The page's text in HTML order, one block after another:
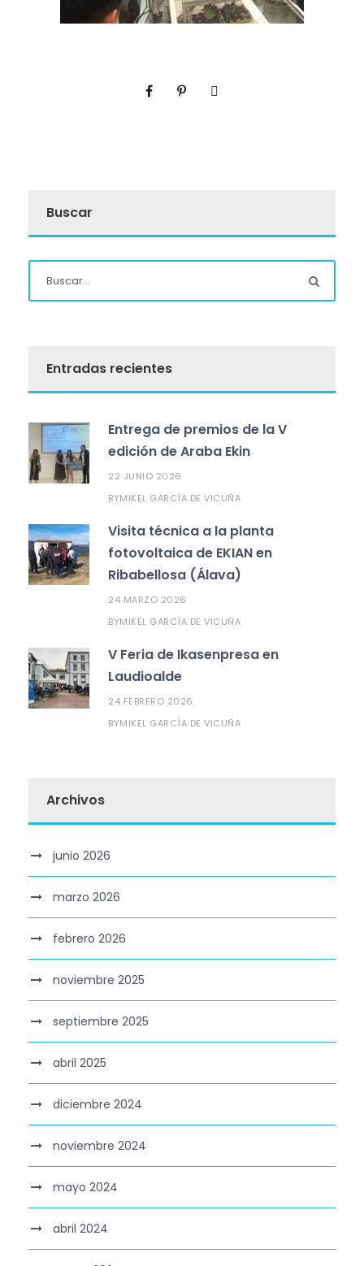
Buscar
Entradas recientes
Entrega de premios de la V
edición de Araba Ekin
22 JUNIO 2026
BYMIKEL GARCÍA DE VICUÑA
Visita técnica a la planta
fotovoltaica de EKIAN en
Ribabellosa (Álava)
24 MARZO 2026
BYMIKEL GARCÍA DE VICUÑA
V Feria de Ikasenpresa en
Laudioalde
24 FEBRERO 2026
BYMIKEL GARCÍA DE VICUÑA
Archivos
junio 2026
marzo 2026
febrero 2026
noviembre 2025
septiembre 2025
abril 2025
diciembre 2024
noviembre 2024
mayo 2024
abril 2024